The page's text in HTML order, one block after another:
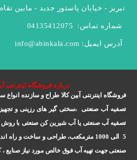
تبریز - خیابان پاستور جدید - مابین
شماره تماس: 04135412075
آدرس ایمیل: info@abinkala.com
درباره فروشگاه اینترنتی
فروشگاه اینترنتی آبین کالا طراح و سازنده
تصفیه آب صنعتی ،سختی گیر های رزینی و
تصفیه آب صنعتی یا آب شیرین کن صنعتی با
5 الی 1000 مترمکعب، طراحی و ساخت و
صنعتی جهت تهیه آب فوق خالص مورد نیاز صنایع ،